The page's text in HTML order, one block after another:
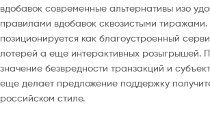
вдобавок современные альтернативы изо
правилами вдобавок сквозистыми
позиционируется как благоустроенный
лотерей а еще интерактивных розыгрышей.
значение безвредности транзакций и
еще делает предложение поддержку
российском стиле.